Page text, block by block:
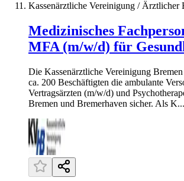
Kassenärztliche Vereinigung / Ärztlicher
Medizinisches
MFA (m/w/d) für
Die Kassenärztliche Vereinigung
ca. 200 Beschäftigten die ambulante
Vertragsärzten (m/w/d) und
Bremen und Bremerhaven sicher. Als K...